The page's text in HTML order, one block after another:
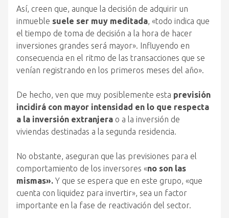
Así, creen que, aunque la decisión de adquirir un
inmueble suele ser muy meditada, «todo indica que
el tiempo de toma de decisión a la hora de hacer
inversiones grandes será mayor». Influyendo en
consecuencia en el ritmo de las transacciones que se
venían registrando en los primeros meses del año».
De hecho, ven que muy posiblemente esta previsión
incidirá con mayor intensidad en lo que respecta
a la inversión extranjera o a la inversión de
viviendas destinadas a la segunda residencia.
No obstante, aseguran que las previsiones para el
comportamiento de los inversores «no son las
mismas». Y que se espera que en este grupo, «que
cuenta con liquidez para invertir», sea un factor
importante en la fase de reactivación del sector.